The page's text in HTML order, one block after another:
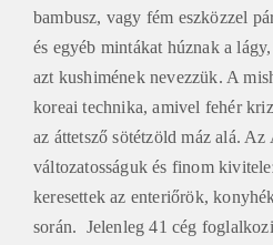
bambusz, vagy fém eszközzel
és egyéb mintákat húznak a
azt kushimének nevezzük. A
koreai technika, amivel fehér
az áttetsző sötétzöld máz alá.
változatosságuk és finom
keresettek az enteriőrök,
során. Jelenleg 41 cég